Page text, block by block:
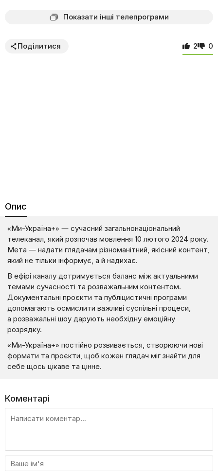
Показати інші телепрограми
Поділитися 2 0
Опис
«Ми-Україна+» — сучасний загальнонаціональний
телеканал, який розпочав мовлення 10 лютого 2024 року.
Мета — надати глядачам різноманітний, якісний контент,
який не тільки інформує, а й надихає.
В ефірі каналу дотримується баланс між актуальними
темами сучасності та розважальним контентом.
Документальні проєкти та публіцистичні програми
допомагають осмислити важливі суспільні процеси,
а розважальні шоу дарують необхідну емоційну
розрядку.
«Ми-Україна+» постійно розвивається, створюючи нові
формати та проєкти, щоб кожен глядач міг знайти для
себе щось цікаве та цінне.
Коментарі